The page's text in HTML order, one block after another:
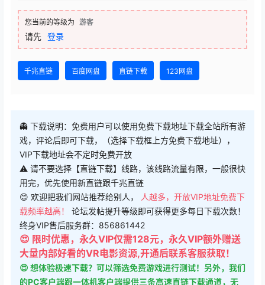
您当前的等级为 游客
请先 登录
千兆直链 百度网盘 直链下载 123网盘
👻 下载说明：免费用户可以使用免费下载地址下载全站所有游
戏，评论后即可下载，（选择下载框上方免费下载地址），
VIP下载地址会不定时免费开放
⚠ 请不要选择【直链下载】线路，该线路流量有限，一般很快
用完，优先使用新直链跟千兆直链
😊 欢迎把我们网站推荐给别人，
人越多，开放VIP地址免费下
载频率越高！ 论坛发帖提升等级即可获得更多每日下载次数！
终身VIP售后服务群：856861442
😍 限时优惠，永久VIP仅需128元，永久VIP额外赠送
大量内部好看的VR电影资源,开通后联系客服获取！
😍 想体验极速下载？可以筛选免费游戏进行测试！另外，我们
的PC客户端跟一体机客户端提供三条高速直链下载通道，无